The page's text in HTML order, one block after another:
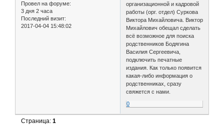
Провел на форуме:
3 дня 2 часа
Последний визит:
2017-04-04 15:48:02
организационной и кадровой
работы (орг. отдел) Суркова
Виктора Михайловича. Виктор
Михайлович обещал сделать
всё возможное для поиска
родственников Бодягина
Василия Сергеевича,
подключить печатные
издания. Как только появится
какая-либо информация о
родственниках, сразу
свяжется с нами.
0
Страница:1